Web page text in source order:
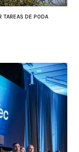
TAREAS DE PODA